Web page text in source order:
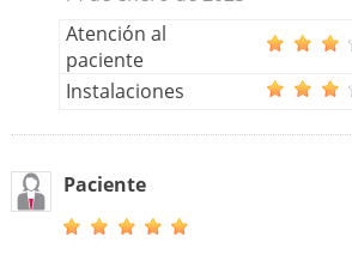
Atención al
paciente
Instalaciones
Paciente